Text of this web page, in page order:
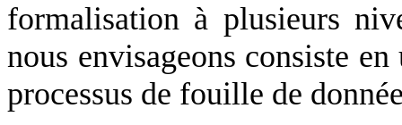
formalisation à plusieurs
nous envisageons consiste
processus de fouille de